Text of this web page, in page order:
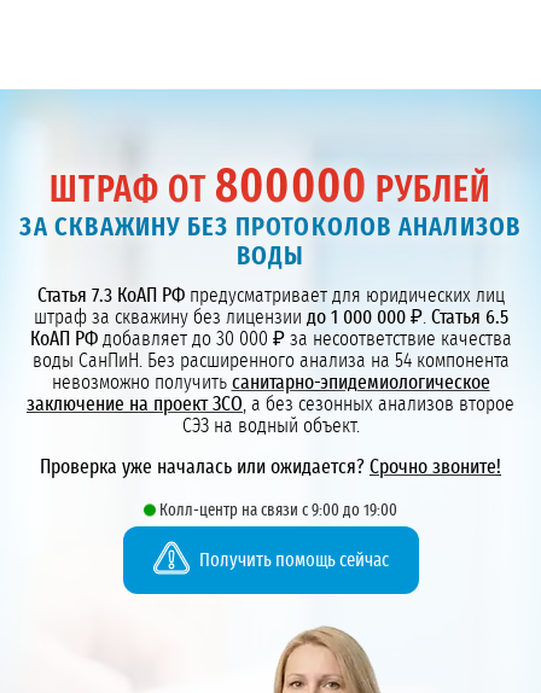
ШТРАФ ОТ 800000 РУБЛЕЙ
ЗА СКВАЖИНУ БЕЗ ПРОТОКОЛОВ АНАЛИЗОВ
ВОДЫ
Статья 7.3 КоАП РФпредусматривает для юридических лиц
штраф за скважину без лицензии до 1 000 000 ₽. Статья 6.5
КоАП РФдобавляет до 30 000 ₽ за несоответствие качества
воды СанПиН. Без расширенного анализа на 54 компонента
невозможно получить санитарно-эпидемиологическое
заключение на проект ЗСО , а без сезонных анализов второе
СЭЗ на водный объект.
Проверка уже началась или ожидается? Срочно звоните!
Колл-центр на связи с 9:00 до 19:00
Получить помощь сейчас